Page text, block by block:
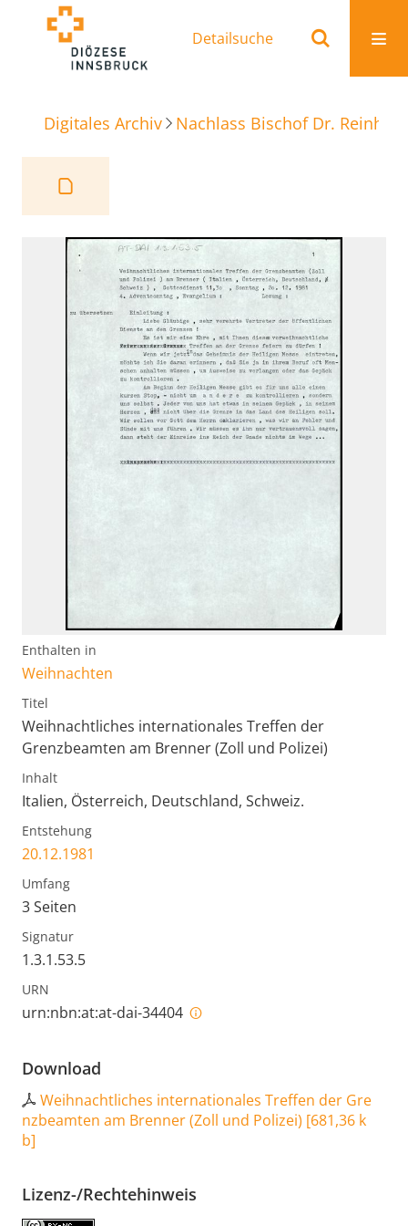
Detailsuche
Digitales Archiv Nachlass Bischof Dr.
Enthalten in
Weihnachten
Titel
Weihnachtliches internationales Treffen der
Grenzbeamten am Brenner (Zoll und Polizei)
Inhalt
Italien, Österreich, Deutschland, Schweiz.
Entstehung
20.12.1981
Umfang
3 Seiten
Signatur
1.3.1.53.5
URN
urn:nbn:at:at-dai-34404
Download
Weihnachtliches internationales Treffen der Gre
nzbeamten am Brenner (Zoll und Polizei) [681,36 k
b]
Lizenz-/Rechtehinweis